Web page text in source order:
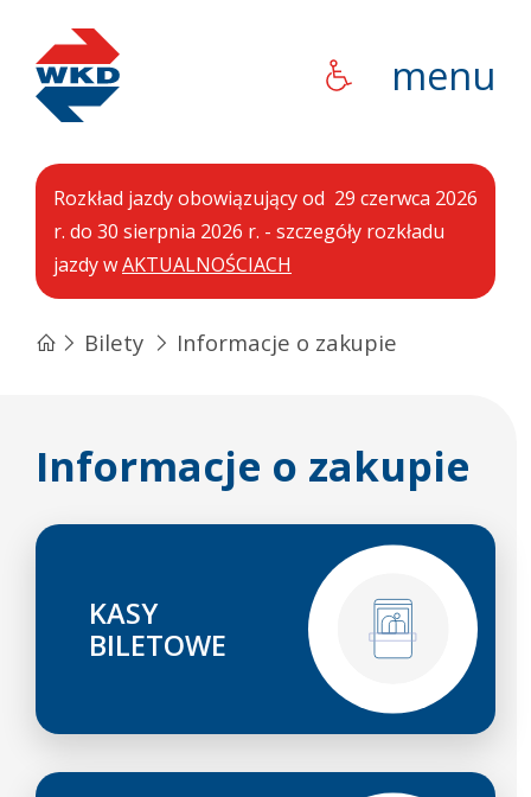
WKD
menu
Rozkład jazdy obowiązujący od 29 czerwca 2026
r. do 30 sierpnia 2026 r. - szczegóły rozkładu
jazdy wAKTUALNOŚCIACH
Bilety Informacje o zakupie
Informacje o zakupie
Bilety
KASY
BILETOWE